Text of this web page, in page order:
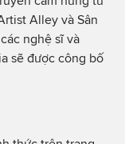
Alley và Sân
nghệ sĩ và
sẽ được công bố